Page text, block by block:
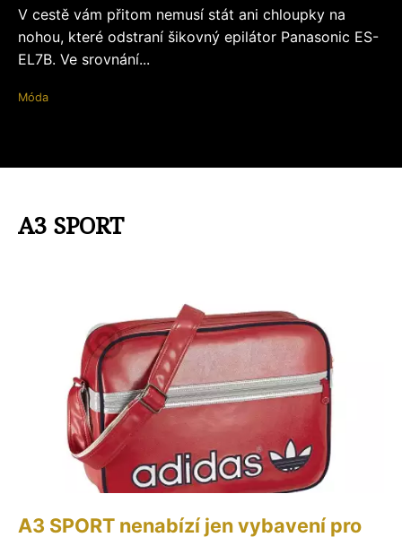
V cestě vám přitom nemusí stát ani chloupky na
nohou, které odstraní šikovný epilátor Panasonic ES-
EL7B. Ve srovnání...
Móda
A3 SPORT
A3 SPORT nenabízí jen vybavení pro